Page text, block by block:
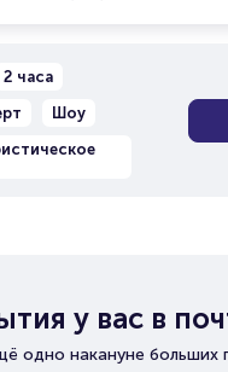
2 часа
Шоу
у вас в
одно накануне больших